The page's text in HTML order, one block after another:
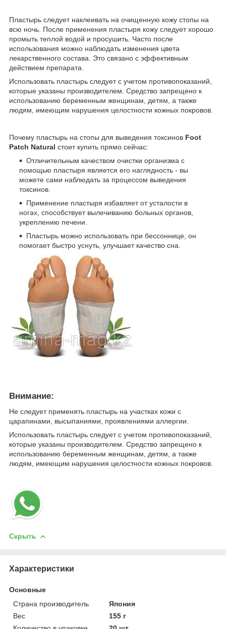
Пластырь следует наклеивать на очищенную кожу стопы на
всю ночь. После применения пластыря кожу следует хорошо
промыть теплой водой и просушить. Часто после
использования можно наблюдать изменения цвета
лекарственного состава. Это связано с эффективным
действием препарата.
Использовать пластырь следует с учетом противопоказаний,
которые указаны производителем. Средство запрещено к
использованию беременным женщинам, детям, а также
людям, имеющим нарушения целостности кожных покровов.
Почему пластырь на стопы для выведения токсинов Foot
Patch Natural стоит купить прямо сейчас:
Отличительным качеством очистки организма с
помощью пластыря является его наглядность - вы
можете сами наблюдать за процессом выведения
токсинов.
Применение пластыря избавляет от усталости в
ногах, способствует вылечиванию больных органов,
укреплению печени.
Пластырь можно использовать при бессоннице, он
помогает быстро уснуть, улучшает качество сна.
Внимание:
Не следует применять пластырь на участках кожи с
царапинами, высыпаниями, проявлениями аллергии.
Использовать пластырь следует с учетом противопоказаний,
которые указаны производителем. Средство запрещено к
использованию беременным женщинам, детям, а также
людям, имеющим нарушения целостности кожных покровов.
Скрыть
Характеристики
Основные
Страна производитель
Япония
Вес
155 г